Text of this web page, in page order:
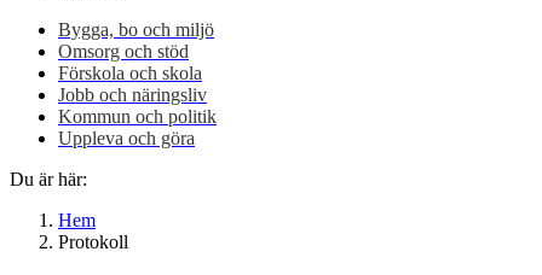
Bygga, bo och miljö
Omsorg och stöd
Förskola och skola
Jobb och näringsliv
Kommun och politik
Uppleva och göra
Du är här:
Hem
Protokoll